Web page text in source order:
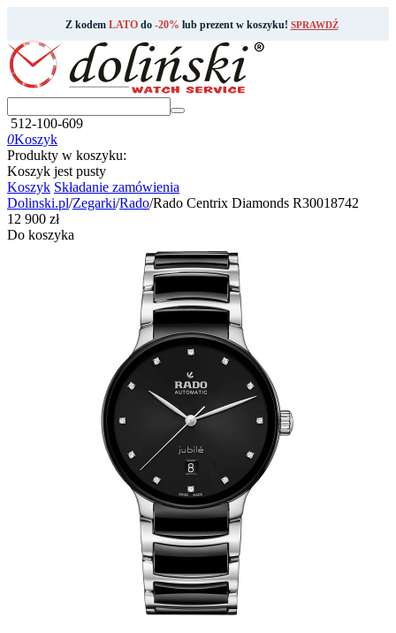
Z kodem LATOdo -20% lub prezent w koszyku! SPRAWDŹ
512-100-609
0Koszyk
Produkty w koszyku:
Koszyk jest pusty
Koszyk Składanie zamówienia
Dolinski.pl/Zegarki/Rado/Rado Centrix Diamonds R30018742
‍12 900‍ zł
Do koszyka